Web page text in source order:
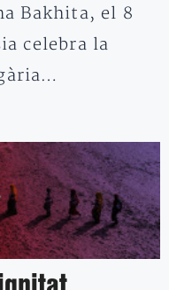
Bakhita, el 8
celebra la